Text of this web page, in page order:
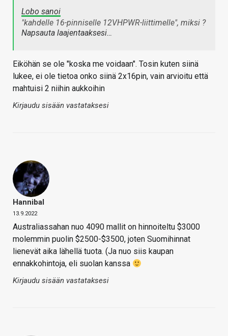
Lobo sanoi
"kahdelle 16-pinniselle 12VHPWR-liittimelle", miksi ?
Napsauta laajentaaksesi…
Eiköhän se ole "koska me voidaan". Tosin kuten siinä
lukee, ei ole tietoa onko siinä 2x16pin, vain arvioitu että
mahtuisi 2 niihin aukkoihin
Kirjaudu sisään vastataksesi
Hannibal
13.9.2022
Australiassahan nuo 4090 mallit on hinnoiteltu $3000
molemmin puolin $2500-$3500, joten Suomihinnat
lienevät aika lähellä tuota. (Ja nuo siis kaupan
ennakkohintoja, eli suolan kanssa
Kirjaudu sisään vastataksesi